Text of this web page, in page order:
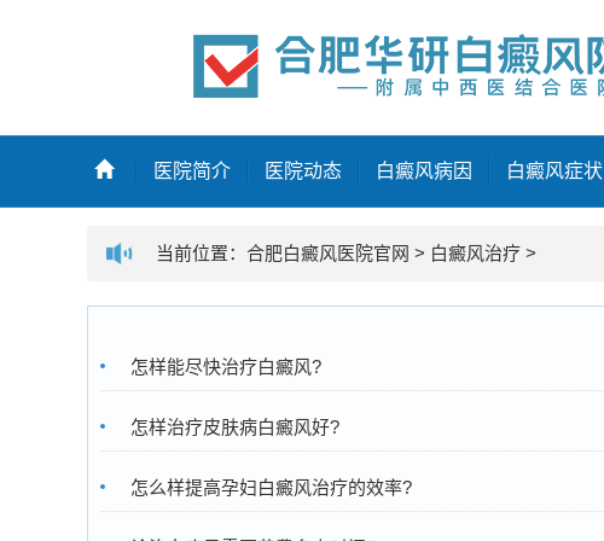
医院简介 医院动态 白癜风病因 白癜风症状
当前位置： 合肥白癜风医院官网 > 白癜风治疗 >
怎样能尽快治疗白癜风?
怎样治疗皮肤病白癜风好?
怎么样提高孕妇白癜风治疗的效率?